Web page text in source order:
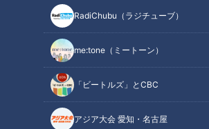
RadiChubu（ラジチューブ）
me:tone（ミートーン）
「ビートルズ」とCBC
アジア大会 愛知・名古屋
来季は期待の背番号7へ！二軍
スタートから四番打者も務めた
竜の強打者・福永裕基の成長の
シーズンを振り返る！
か！？